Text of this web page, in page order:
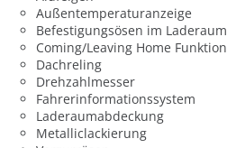
Außentemperaturanzeige
Befestigungsösen im Laderaum
Coming/Leaving Home Funktion
Dachreling
Drehzahlmesser
Fahrerinformationssystem
Laderaumabdeckung
Metalliclackierung